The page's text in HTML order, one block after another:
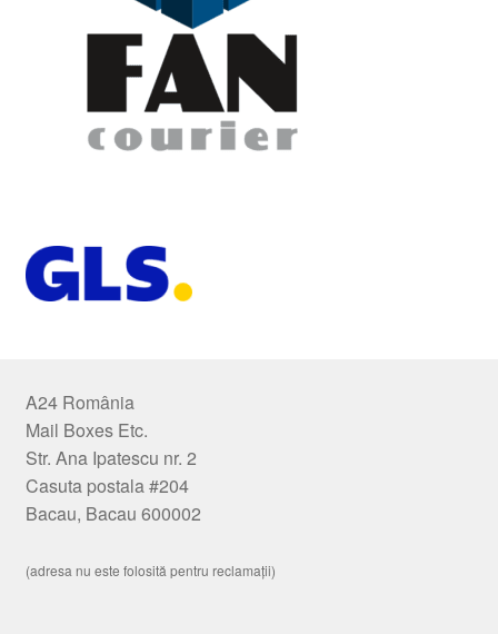
A24 România
Mail Boxes Etc.
Str. Ana Ipatescu nr. 2
Casuta postala #204
Bacau, Bacau 600002
(adresa nu este folosită pentru reclamații)